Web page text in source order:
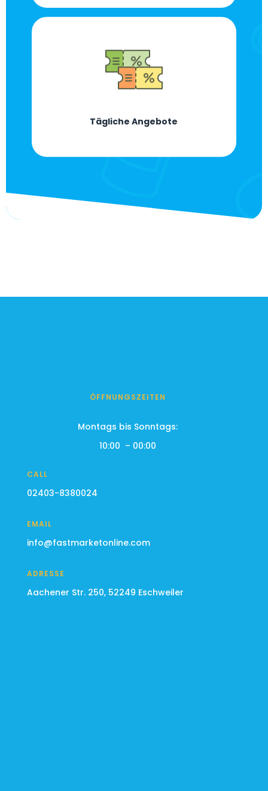
Tägliche Angebote
ÖFFNUNGSZEITEN
Montags bis Sonntags:
10:00 – 00:00
CALL
02403-8380024
EMAIL
info@fastmarketonline.com
ADRESSE
Aachener Str. 250, 52249 Eschweiler